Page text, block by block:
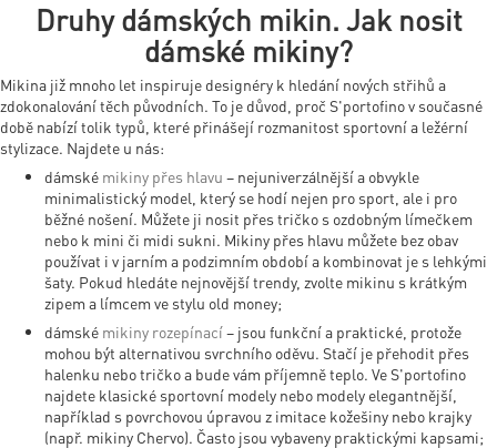
Druhy dámských mikin. Jak nosit
dámské mikiny?
Mikina již mnoho let inspiruje designéry k hledání nových střihů a
zdokonalování těch původních. To je důvod, proč S'portofino v současné
době nabízí tolik typů, které přinášejí rozmanitost sportovní a ležérní
stylizace. Najdete u nás:
dámské mikiny přes hlavu – nejuniverzálnější a obvykle
minimalistický model, který se hodí nejen pro sport, ale i pro
běžné nošení. Můžete ji nosit přes tričko s ozdobným límečkem
nebo k mini či midi sukni. Mikiny přes hlavu můžete bez obav
používat i v jarním a podzimním období a kombinovat je s lehkými
šaty. Pokud hledáte nejnovější trendy, zvolte mikinu s krátkým
zipem a límcem ve stylu old money;
dámské mikiny rozepínací– jsou funkční a praktické, protože
mohou být alternativou svrchního oděvu. Stačí je přehodit přes
halenku nebo tričko a bude vám příjemně teplo. Ve S'portofino
najdete klasické sportovní modely nebo modely elegantnější,
například s povrchovou úpravou z imitace kožešiny nebo krajky
(např. mikiny Chervo). Často jsou vybaveny praktickými kapsami;